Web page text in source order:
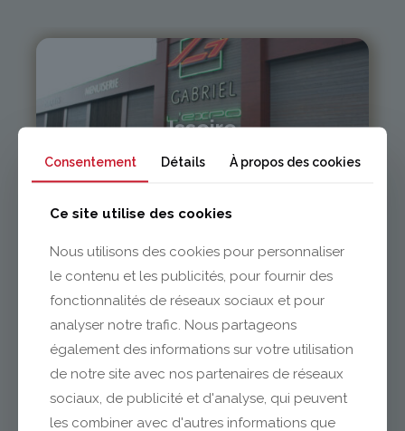
Issoire
Clermont-Ferrand
04 73 42 18 38
lexpo@gabriel-sa.fr
Consentement Détails À propos des cookies
Ce site utilise des cookies
Nous utilisons des cookies pour personnaliser
le contenu et les publicités, pour fournir des
fonctionnalités de réseaux sociaux et pour
analyser notre trafic. Nous partageons
également des informations sur votre utilisation
de notre site avec nos partenaires de réseaux
sociaux, de publicité et d'analyse, qui peuvent
les combiner avec d'autres informations que